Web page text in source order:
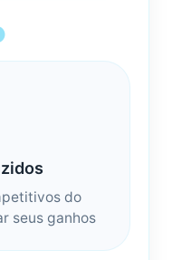
do
seus ganhos